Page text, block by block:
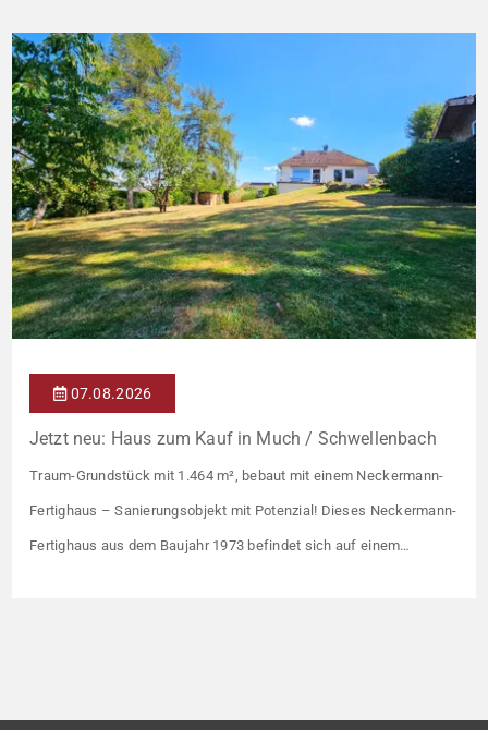
Bungalow steht für eine Wohnform, die […]
07.08.2026
Jetzt neu: Haus zum Kauf in Much / Schwellenbach
Traum-Grundstück mit 1.464 m², bebaut mit einem Neckermann-
Fertighaus – Sanierungsobjekt mit Potenzial! Dieses Neckermann-
Fertighaus aus dem Baujahr 1973 befindet sich auf einem
Wohnen und Vermieten. Das […]